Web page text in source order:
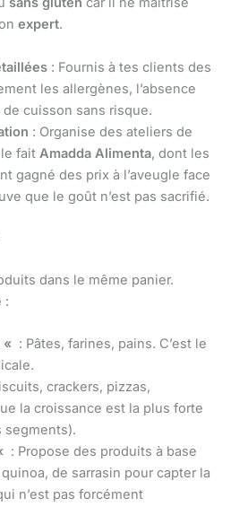
expert.
: Fournis à tes clients des
les allergènes, l’absence
cuisson sans risque.
: Organise des ateliers de
fait Amadda Alimenta, dont les
gagné des prix à l’aveugle face
que le goût n’est pas sacrifié.
dans le même panier.
:
« : Pâtes, farines, pains. C’est le
crackers, pizzas,
la croissance est la plus forte
segments).
: Propose des produits à base
de sarrasin pour capter la
n’est pas forcément